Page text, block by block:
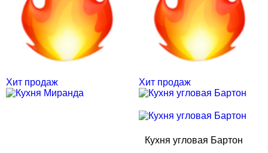
Хит продаж Хит продаж
Кухня угловая Бартон